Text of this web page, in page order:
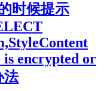
时候提示
encrypted or
法